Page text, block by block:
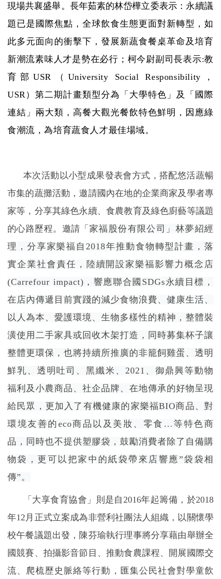
現場共襄盛舉。長年茹素的林岱樺立委表示： 永續議
題已是國際焦點，全球飲食生態更面對新轉型，如
此多元面向的衝擊下，發展新蔬食餐桌革命及培育
新潮流素味人才是勢在必行；柯今尉副司長表示:教
育部USR（University Social Responsibility，
USR）第二期計畫類型分為「大學特色」及「國際
連結」兩大類，高餐大觀光餐飲特色鮮明，因應綠
食潮流，為培育蔬食人才最佳場域。
本次活動以小型成果發表會方式，搭配悠活蔬暢
市集的蔬攤活動，邀請國內在地的企業商家及學者專
家等，分享其綠色永續、食農教育及綠色廚藝等議題
的心路歷程。邀請「 家福股份有限公司」林夢紹經
理，分享家樂福自2018年推動食物轉型計畫，落
實企業社會責任，陸續開設家樂福影響力概念店
(Carrefour impact)，響應聯合國SDGs永續目標，
在店內傳遞目前實踐的減少食物浪費、健康生活、
以人為本、愛護環境、生物多樣性的精神，整體裝
潢使用二手家具或回收木架打造，同時募集杯子讓
整體更環保，也將持續所推廣的非籠飼雞蛋、透明
鮮乳、透明吐司、黑纖米、2021、御鼎興等動物
福利及小農商品、社企品牌、在地傳承的好物呈現
給民眾，更加入了有機健康的家樂福BIO商品、對
環境友善的eco商品以及美妝、零食…等特色商
品，同時也不提供塑膠袋，鼓勵消費者除了自備購
物袋，更可以把家中的紙袋帶來店響應”袋袋相
傳”。
「大享食育協會」則是自2016年起籌備，於2018
年12月正式立案成為非營利社團法人組織，以關懷學
校午餐議題出發，陳芬瑜執行理事將分享藉由舉辦全
國競賽、拍攝影音節目、推動食農課程、開展國際交
流、爬梳歷史脈絡等行動，匯集公民社會對學童飲